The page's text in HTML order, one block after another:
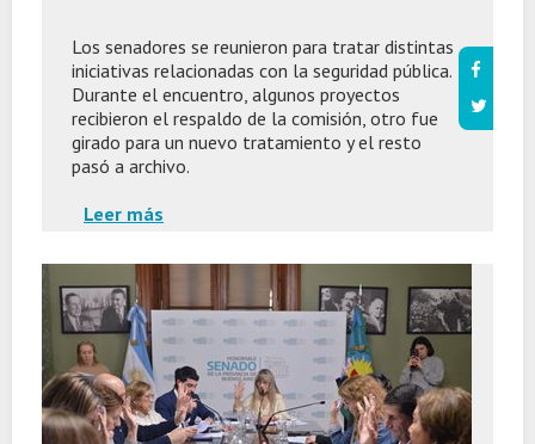
Los senadores se reunieron para tratar distintas
iniciativas relacionadas con la seguridad pública.
Durante el encuentro, algunos proyectos
recibieron el respaldo de la comisión, otro fue
girado para un nuevo tratamiento y el resto
pasó a archivo.
Leer más